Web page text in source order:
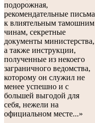
подорожная,
рекомендательные письма
к влиятельным тамошним
чинам, секретные
документы министерства,
а также инструкции,
полученные из некоего
заграничного ведомства,
которому он служил не
менее успешно и с
большей выгодой для
себя, нежели на
официальном месте...»